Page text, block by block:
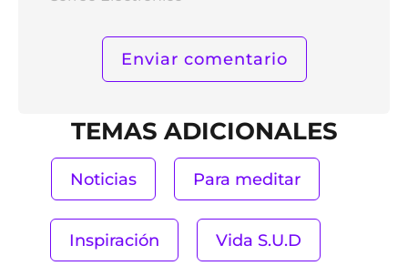
TEMAS ADICIONALES
Noticias Para meditar
Inspiración Vida S.U.D